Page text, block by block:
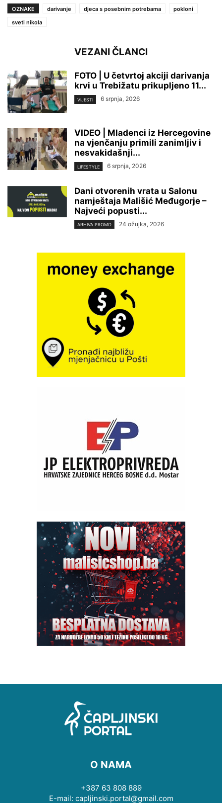
OZNAKE
darivanje djeca s posebnim potrebama
pokloni
sveti nikola
VEZANI ČLANCI
FOTO | U četvrtoj akciji darivanja
krvi u Trebižatu prikupljeno 11...
VIJESTI 6 srpnja, 2026
VIDEO | Mladenci iz Hercegovine
na vjenčanju primili zanimljiv i
nesvakidašnji...
LIFESTYLE 6 srpnja, 2026
Dani otvorenih vrata u Salonu
namještaja Mališić Međugorje –
Najveći popusti...
ARHIVA PROMO 24 ožujka, 2026
O NAMA
+387 63 808 889
E-mail: capljinski.portal@gmail.com